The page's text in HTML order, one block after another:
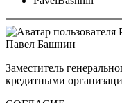
Павел Башнин
Заместитель
кредитными